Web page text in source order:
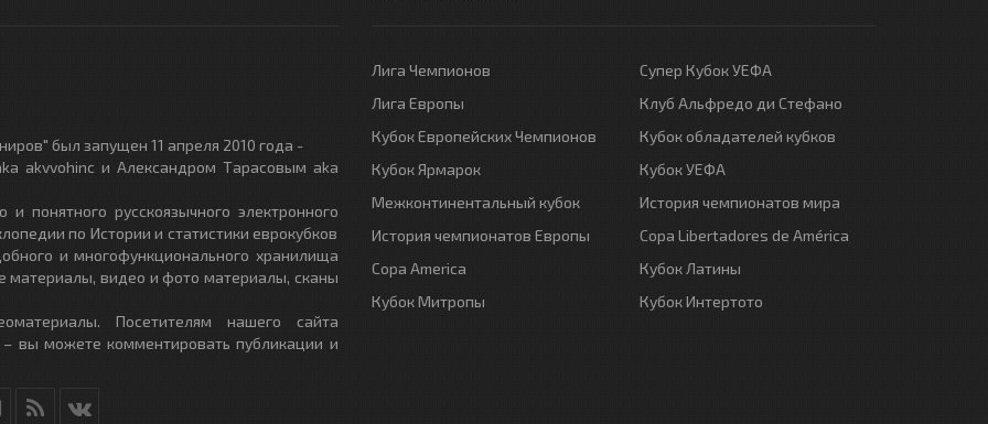
был запущен 11 апреля 2010 года -
akvvohinc и Александром Тарасовым aka
понятного русскоязычного электронного
по Истории и статистики еврокубков
и многофункционального хранилища
материалы, видео и фото материалы, сканы
Посетителям нашего сайта
вы можете комментировать публикации и
Лига Чемпионов
Лига Европы
Кубок Европейских Чемпионов
Кубок Ярмарок
Межконтинентальный кубок
История чемпионатов Европы
Copa America
Кубок Митропы
Супер Кубок УЕФА
Клуб Альфредо ди Стефано
Кубок обладателей кубков
Кубок УЕФА
История чемпионатов мира
Copa Libertadores de América
Кубок Латины
Кубок Интертото